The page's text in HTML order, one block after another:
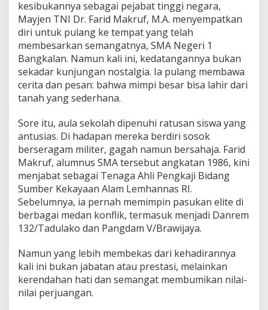
l
i
u
n
t
u
k
M
e
o
t
i
v
a
s
G
e
n
e
a
s
i
M
kesibukannya sebagai pejabat tinggi negara,
Mayjen TNI Dr. Farid Makruf, M.A. menyempatkan
diri untuk pulang ke tempat yang telah
membesarkan semangatnya, SMA Negeri 1
Bangkalan. Namun kali ini, kedatangannya bukan
sekadar kunjungan nostalgia. Ia pulang membawa
cerita dan pesan: bahwa mimpi besar bisa lahir dari
tanah yang sederhana.
Sore itu, aula sekolah dipenuhi ratusan siswa yang
antusias. Di hadapan mereka berdiri sosok
berseragam militer, gagah namun bersahaja. Farid
Makruf, alumnus SMA tersebut angkatan 1986, kini
menjabat sebagai Tenaga Ahli Pengkaji Bidang
Sumber Kekayaan Alam Lemhannas RI.
Sebelumnya, ia pernah memimpin pasukan elite di
berbagai medan konflik, termasuk menjadi Danrem
132/Tadulako dan Pangdam V/Brawijaya.
Namun yang lebih membekas dari kehadirannya
kali ini bukan jabatan atau prestasi, melainkan
kerendahan hati dan semangat membumikan nilai-
nilai perjuangan.